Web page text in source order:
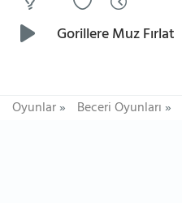
Gorillere Muz Fırlat
Oyunlar» Beceri Oyunları»